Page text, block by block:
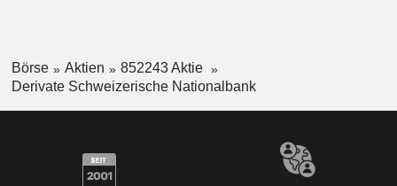
Börse Aktien
852243 Aktie
Derivate Schweizerische Nationalbank